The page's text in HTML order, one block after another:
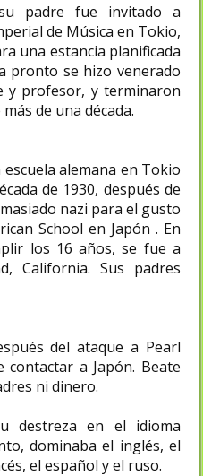
padre fue invitado a
de Música en Tokio,
una estancia planificada
pronto se hizo venerado
y profesor, y terminaron
de una década.
alemana en Tokio
de 1930, después de
nazi para el gusto
School en Japón . En
los 16 años, se fue a
California. Sus padres
del ataque a Pearl
a Japón. Beate
ni dinero.
destreza en el idioma
dominaba el inglés, el
el español y el ruso.